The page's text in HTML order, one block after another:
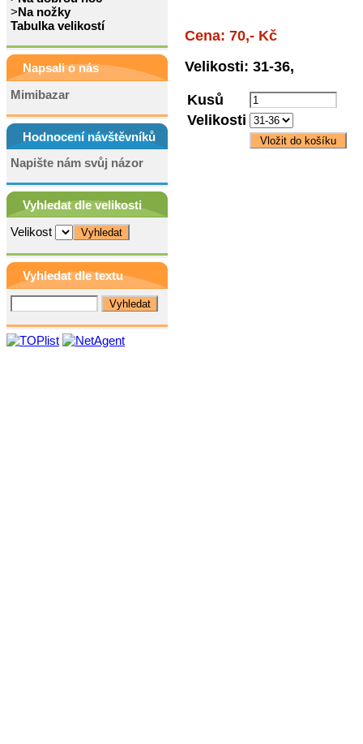
>Na nožky
Tabulka velikostí
Napsali o nás
Mimibazar
Hodnocení návštěvníků
Napište nám svůj názor
Vyhledat dle velikosti
Velikost
Vyhledat dle textu
Cena: 70,- Kč
Velikosti: 31-36,
Kusů
Velikosti